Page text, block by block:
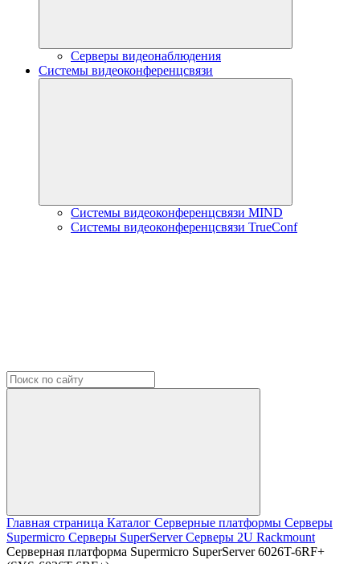
Серверы видеонаблюдения
Системы видеоконференцсвязи
Системы видеоконференцсвязи MIND
Системы видеоконференцсвязи TrueConf
Главная страница Каталог Серверные платформы Серверы
Supermicro Серверы SuperServer Серверы 2U Rackmount
Серверная платформа Supermicro SuperServer 6026T-6RF+